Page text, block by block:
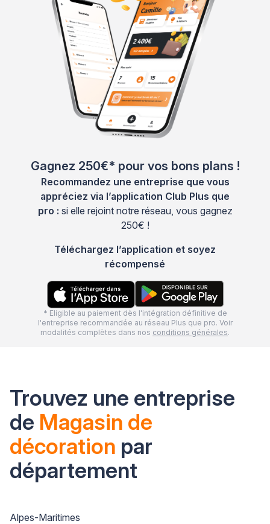
Gagnez 250€* pour vos bons plans !
Recommandez une entreprise que vous
appréciez via l’application Club Plus que
pro : si elle rejoint notre réseau, vous gagnez
250€ !
Téléchargez l’application et soyez
récompensé
* Eligible au paiement dès l'intégration définitive de
l'entreprise recommandée au réseau Plus que pro. Voir
modalités complètes dans nos conditions générales.
Trouvez une entreprise
de Magasin de
décoration par
département
Alpes-Maritimes